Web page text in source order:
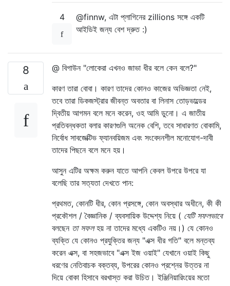
4
@finnw, এটা প্লাগিনের zillions সঙ্গে একটি
আইডিই জন্য বেশ দ্রুত :)
8
@ বিগাউন "লোকেরা এখনও জাভা ধীর বলে কেন বলে?"
কারণ তারা বোবা। কারণ তাদের কোনও কাজের অভিজ্ঞতা নেই,
তবে তারা ডিকজস্ট্রার জীবন্ত অবতার বা লিনাস তোড়ভাল্ডের
দ্বিতীয় আগমন বলে মনে করেন, ওহ আমি ডুনো। এ জাতীয়
প্রতিবন্ধকতা বলার কারণগুলি অনেক বেশি, তবে সাধারণত বোকামি,
নির্বোধ সাবজেক্টিভ ফ্যানবয়িজম এবং সংবেদনশীল মনোযোগ-দাবী
তাদের পিছনে বলে মনে হয়।
আসুন এটির অক্ষম করুন যাতে আপনি কেবল উপরে উপরে যা
বলেছি তার সত্যতা দেখতে পান:
প্রথমত, কোনটি ধীর, কোন প্রসঙ্গে, কোন অবস্থার অধীনে, কী কী
প্রকৌশল / বৈজ্ঞানিক / ব্যবসায়িক উদ্দেশ্য নিয়ে ( যেটি সফলভাবে
বলছেন তা সফলহয় না তাদের মধ্যে একটিও নয়।) যে কোনও
ব্যক্তি যে কোনও প্রযুক্তির জন্য "এক্স ধীর গতি" বলে মন্তব্য
করেন এক্স, বা সহজভাবে "এক্স ইজ ওয়াই" যেখানে ওয়াই কিছু
ধরণের নেতিবাচক বক্তব্য, উপরের কোনও প্রশ্নের উত্তর না
দিয়ে বোকা হিসাবে বরখাস্ত করা উচিত। ইঞ্জিনিয়ারিংয়ের মতো